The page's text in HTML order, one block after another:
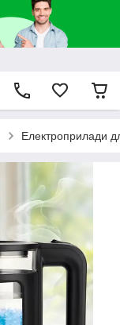
Електроприлади